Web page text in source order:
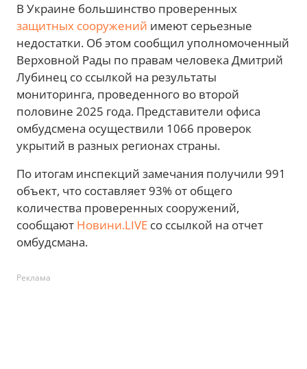
В Украине большинство проверенных
защитных сооружений имеют серьезные
недостатки. Об этом сообщил уполномоченный
Верховной Рады по правам человека Дмитрий
Лубинец со ссылкой на результаты
мониторинга, проведенного во второй
половине 2025 года. Представители офиса
омбудсмена осуществили 1066 проверок
укрытий в разных регионах страны.
По итогам инспекций замечания получили 991
объект, что составляет 93% от общего
количества проверенных сооружений,
сообщают Новини.LIVE со ссылкой на отчет
омбудсмана.
Реклама